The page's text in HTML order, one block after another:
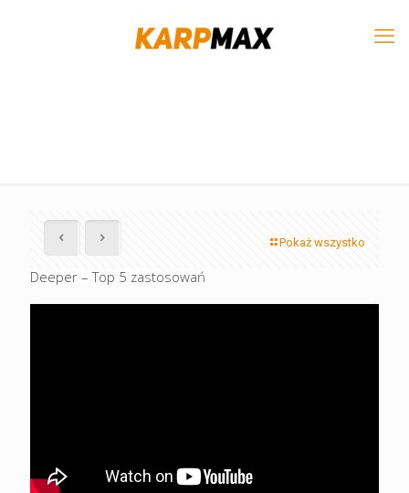
Pokaż wszystko
Deeper – Top 5 zastosowań